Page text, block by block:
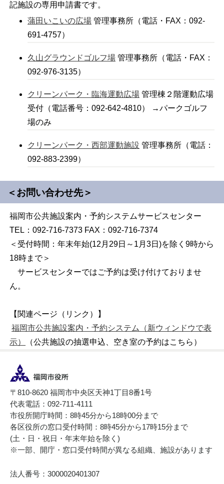
記施設の専用申請書です。
蒲田いこいの広場 管理事務所（電話・FAX：092-
691-4757）
久山グラウンドゴルフ場 管理事務所（電話・FAX：
092-976-3135）
クリーンパーク・臨海運動広場 管理棟２階運動広場
受付（電話番号：092-642-4810） →パークゴルフ
場のみ
クリーンパーク・西部運動施設 管理事務所（電話：
092-883-2399）
＜お問い合わせ先＞
福岡市公共施設案内・予約システムサービスセンター
TEL：092-716-7373 FAX：092-716-7374
＜受付時間：年末年始(12月29日～1月3日)を除く9時から
18時まで＞
サービスセンターではご予約は受け付けておりませ
ん。
【関連ページ（リンク）】
福岡市公共施設案内・予約システム（新ウィンドウで表
示）
（公共施設の抽選申込、空き室の予約はこちら）
〒810-8620 福岡市中央区天神1丁目8番1号
代表電話：092-711-4111
市役所開庁時間：8時45分から18時00分まで
各区役所の窓口受付時間：8時45分から17時15分まで
(土・日・祝日・年末年始を除く)
※一部、開庁・窓口受付時間が異なる組織、施設があります
法人番号：3000020401307